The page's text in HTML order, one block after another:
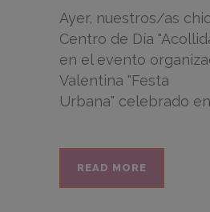
Ayer, nuestros/as
Centro de Día
en el evento
Valentina "Festa
Urbana" celebrado en
READ MORE